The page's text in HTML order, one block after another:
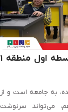
بهترین مدارس دوره متوسطه اول منطقه ۱
به جامعه است و از
می‌تواند سرنوشت